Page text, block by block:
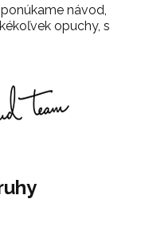
návod,
opuchy, s